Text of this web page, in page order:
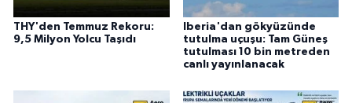
THY'den Temmuz Rekoru:
9,5 Milyon Yolcu Taşıdı
Iberia'dan gökyüzünde
tutulma uçuşu: Tam Güneş
tutulması 10 bin metreden
canlı yayınlanacak